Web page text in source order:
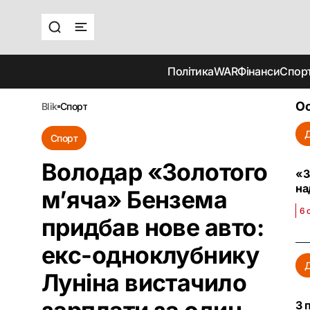
ПолітикаWARФінанси
blik спорт
Спорт
Володар «Золотого
м’яча» Бензема
придбав нове авто:
екс-одноклубнику
Луніна вистачило
6
З